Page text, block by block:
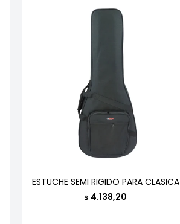
ESTUCHE SEMI RIGIDO PARA CLASICA
$ 4.138,20